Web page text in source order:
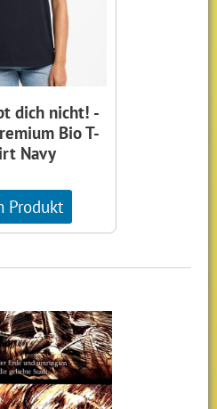
dich nicht! -
Bio T-
Navy
Produkt